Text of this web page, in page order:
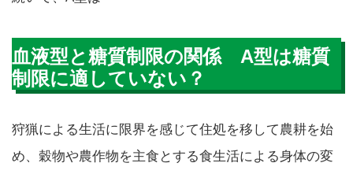
血液型と糖質制限の関係 A型は糖質
制限に適していない？
狩猟による生活に限界を感じて住処を移して農耕を始
め、 穀物や農作物を主食とする食生活による身体の変